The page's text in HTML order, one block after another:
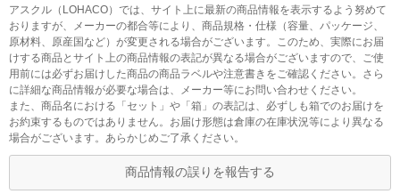
アスクル（LOHACO）では、サイト上に最新の商品情報を表示するよう努めて
おりますが、メーカーの都合等により、商品規格・仕様（容量、パッケージ、
原材料、原産国など）が変更される場合がございます。このため、実際にお届
けする商品とサイト上の商品情報の表記が異なる場合がございますので、ご使
用前には必ずお届けした商品の商品ラベルや注意書きをご確認ください。さら
に詳細な商品情報が必要な場合は、メーカー等にお問い合わせください。
また、商品名における「セット」や「箱」の表記は、必ずしも箱でのお届けを
お約束するものではありません。お届け形態は倉庫の在庫状況等により異なる
場合がございます。あらかじめご了承ください。
商品情報の誤りを報告する